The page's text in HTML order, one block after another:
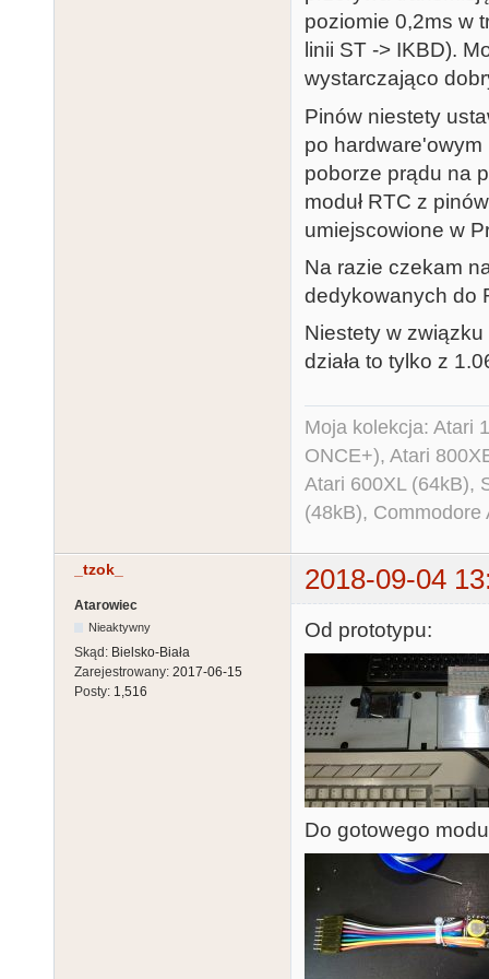
          Wire.write(dsDate[i]);
        }
        Wire.endTransmission();
      }
    }
    if (Serial.available())
    {
      if (inj == 255)
        Serial.write(Serial.read());
      else
      {
        Serial.write(stDate[inj--]);
      }
    }
  }
}
byte cmd;
byte inj =
byte
byte
0x00, 0xFC};
//
void setup()
{
  Serial.begin(7812);
  Ctrl.begin(7812);
  Ctrl.listen();
}
void loop()
{
  {
    if (cmd == 0x1C) // Read RTC
    {
      Wire.beginTransmission(DS3231_ADDRESS);
      Wire.write(DS3231_REG_TIME);
      Wire.endTransmission();
      Wire.requestFrom(DS3231_ADDRESS, 7);
      while(!Wire.available()) {};
      for (byte i = 6; i < 255; i--)
      {
        dsDate[i] = Wire.read();
      }
      stDate[5] = (dsDate[1] & 0x80) ? dsDate[0] +
0xA0 :
poziomie 0,2ms w
linii ST -> IKBD).
wystarczająco
Pinów niestety
po
poborze prądu na
moduł RTC z
umiejscowione w
Na razie czekam
dedykowanych do
Niestety w
działa to tylko z
Moja kolekcja: Atari
ONCE+), Atari
Atari 600XL (64kB),
(48kB),
_tzok_ 2018-09-04
Atarowiec
Nieaktywny
Skąd: Bielsko-Biała
Zarejestrowany: 2017-06-15
Posty: 1,516
Od prototypu:
Do gotowego